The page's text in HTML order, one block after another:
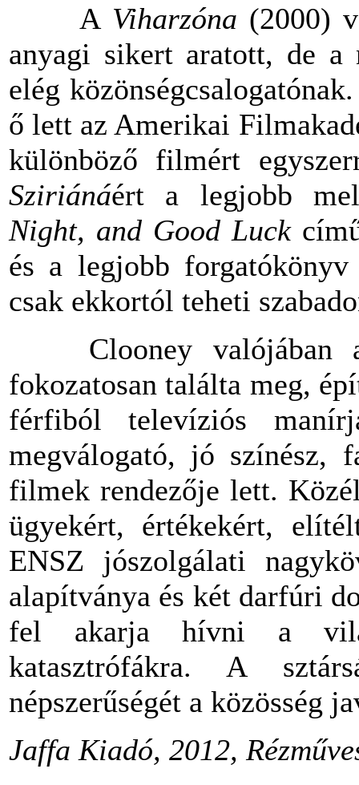
A Viharzóna (2000)
anyagi sikert aratott, de a
elég közönségcsalogatónak
őlett az Amerikai
különböző filmért
Sziriánáért a legjobb
Night, and Good Luck
és a legjobb
csak ekkortól teheti
Clooney valójában
fokozatosan találta meg,
férfiból televíziós
megválogató, jó színész,
filmek rendezője lett.
ügyekért, értékekért,
ENSZ jószolgálati
alapítványa és két darfúri
fel akarja hívni a
katasztrófákra. A
népszerűségét a közösség
Jaffa Kiadó, 2012,